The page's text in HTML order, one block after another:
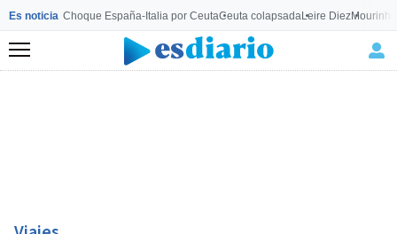
Es noticia Choque España-Italia por CeutaCeuta colapsadaLeire Diez
Menú